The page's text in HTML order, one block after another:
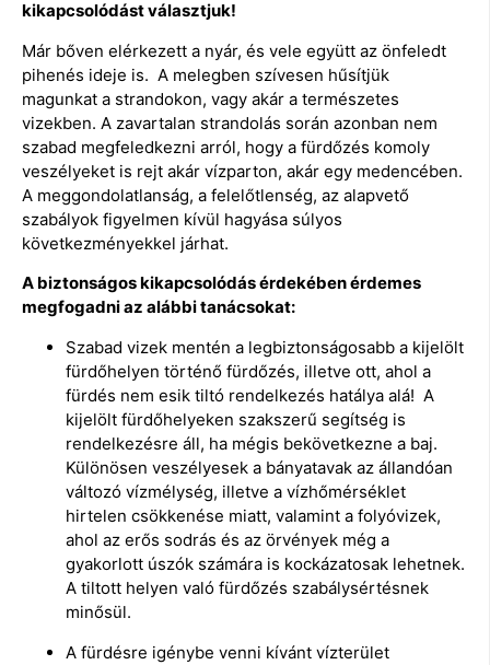
kikapcsolódást választjuk!
Már bőven elérkezett a nyár, és vele együtt az önfeledt
pihenés ideje is. A melegben szívesen hűsítjük
magunkat a strandokon, vagy akár a természetes
vizekben. A zavartalan strandolás során azonban nem
szabad megfeledkezni arról, hogy a fürdőzés komoly
veszélyeket is rejt akár vízparton, akár egy medencében.
A meggondolatlanság, a felelőtlenség, az alapvető
szabályok figyelmen kívül hagyása súlyos
következményekkel járhat.
A biztonságos kikapcsolódás érdekében érdemes
megfogadni az alábbi tanácsokat:
Szabad vizek mentén a legbiztonságosabb a kijelölt
fürdőhelyen történő fürdőzés, illetve ott, ahol a
fürdés nem esik tiltó rendelkezés hatálya alá! A
kijelölt fürdőhelyeken szakszerű segítség is
rendelkezésre áll, ha mégis bekövetkezne a baj.
Különösen veszélyesek a bányatavak az állandóan
változó vízmélység, illetve a vízhőmérséklet
hirtelen csökkenése miatt, valamint a folyóvizek,
ahol az erős sodrás és az örvények még a
gyakorlott úszók számára is kockázatosak lehetnek.
A tiltott helyen való fürdőzés szabálysértésnek
minősül.
A fürdésre igénybe venni kívánt vízterület